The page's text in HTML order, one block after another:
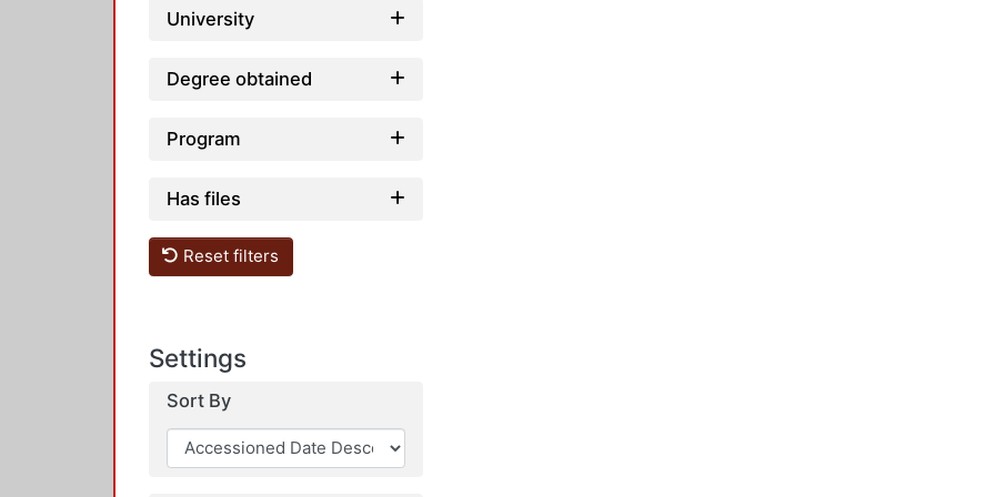
University
Degree obtained
Program
Has files
Reset filters
Settings
Sort By